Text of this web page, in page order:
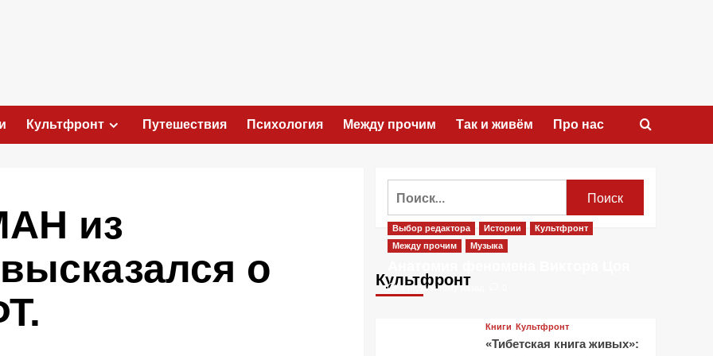
Культфронт Путешествия Психология Между прочим Так и живём Про нас
из
о
Культфронт
Выбор редактора Истории
Культфронт
Между прочим
Музыка
4 недели тому назад
Книги Культфронт
«Тибетская книга живых»: